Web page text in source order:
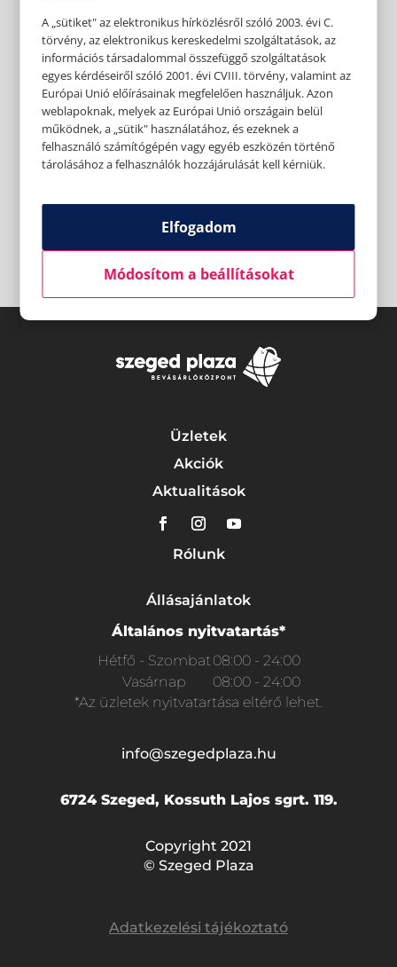
Üzletek
Akciók
Aktualitások
Rólunk
Állásajánlatok
Általános nyitvatartás*
Hétfő - Szombat08:00 - 24:00
Vasárnap
08:00 - 24:00
*Az üzletek nyitvatartása eltérő lehet.
info@szegedplaza.hu
6724 Szeged, Kossuth Lajos sgrt. 119.
Copyright 2021
© Szeged Plaza
Adatkezelési tájékoztató
A „sütiket" az elektronikus hírközlésről szóló 2003. évi C.
törvény, az elektronikus kereskedelmi szolgáltatások, az
információs társadalommal összefüggő szolgáltatások
egyes kérdéseiről szóló 2001. évi CVIII. törvény, valamint az
Európai Unió előírásainak megfelelően használjuk. Azon
weblapoknak, melyek az Európai Unió országain belül
működnek, a „sütik" használatához, és ezeknek a
felhasználó számítógépén vagy egyéb eszközén történő
tárolásához a felhasználók hozzájárulását kell kérniük.
Elfogadom
Módosítom a beállításokat